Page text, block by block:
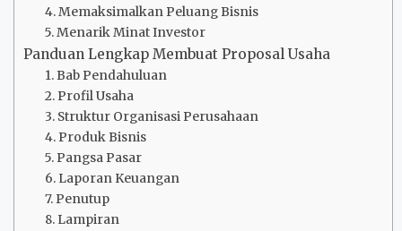
4. Memaksimalkan Peluang Bisnis
5. Menarik Minat Investor
Panduan Lengkap Membuat Proposal Usaha
1. Bab Pendahuluan
2. Profil Usaha
3. Struktur Organisasi Perusahaan
4. Produk Bisnis
5. Pangsa Pasar
6. Laporan Keuangan
7. Penutup
8. Lampiran